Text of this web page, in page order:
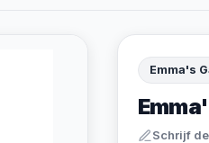
Emma's
Schrijf